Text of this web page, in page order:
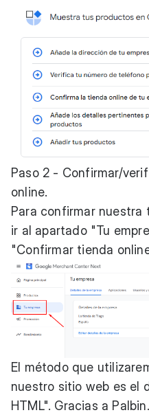
Paso 2 - Confirmar/
online.
Para confirmar nuestra
ir al apartado "Tu
"Confirmar tienda
El método que
nuestro sitio web es el
HTML". Gracias a